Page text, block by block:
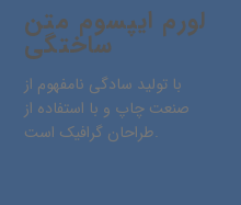
لورم ایپسوم متن
ساختگی
با تولید سادگی نامفهوم از
صنعت چاپ و با استفاده از
طراحان گرافیک است.